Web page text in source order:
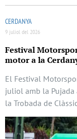
CERDANYA
9 juliol del 2026
Festival
motor a la
El Festival
juliol amb la Pujada
la Trobada de